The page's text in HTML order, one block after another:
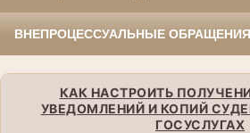
ВНЕПРОЦЕССУАЛЬНЫЕ ОБРАЩЕНИЯ
КАК НАСТРОИТЬ
УВЕДОМЛЕНИЙ И КОПИЙ
ГОСУСЛУГАХ